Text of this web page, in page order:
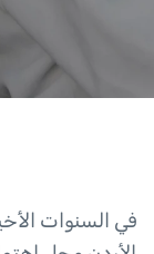
في السنوات